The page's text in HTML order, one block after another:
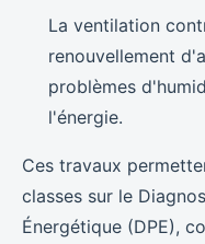
La ventilation
renouvellement
problèmes
l'énergie.
Ces travaux
classes sur le
Énergétique (DPE),